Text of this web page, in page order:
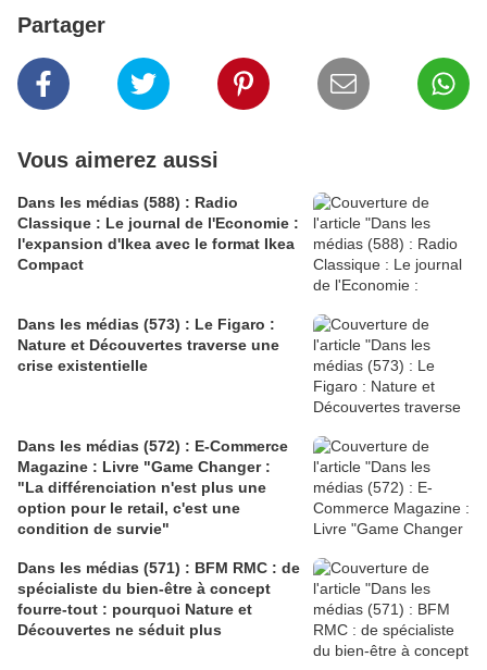
Partager
Vous aimerez aussi
Dans les médias (588) : Radio
Classique : Le journal de l'Economie :
l'expansion d'Ikea avec le format Ikea
Compact
Dans les médias (573) : Le Figaro :
Nature et Découvertes traverse une
crise existentielle
Dans les médias (572) : E-Commerce
Magazine : Livre "Game Changer :
"La différenciation n'est plus une
option pour le retail, c'est une
condition de survie"
Dans les médias (571) : BFM RMC : de
spécialiste du bien-être à concept
fourre-tout : pourquoi Nature et
Découvertes ne séduit plus